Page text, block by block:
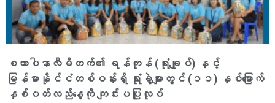
စထာပါနာလီမိတက်၏ ရန်ကုန် (ရုံးချုပ်) နှင့်
မြန်မာနိုင်ငံတစ်ဝန်းရှိ ရုံးခွဲများတွင် (၁၁) နှစ်မြောက်
နှစ်ပတ်လည်နေ့ကို ကျင်းပပြုလုပ်